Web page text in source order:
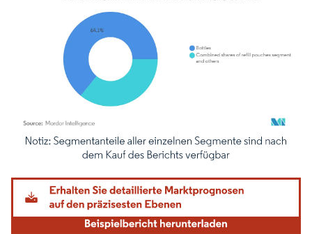
Bild © Mordor Intelligence. Wiederverwendung erfordert Namensnennung